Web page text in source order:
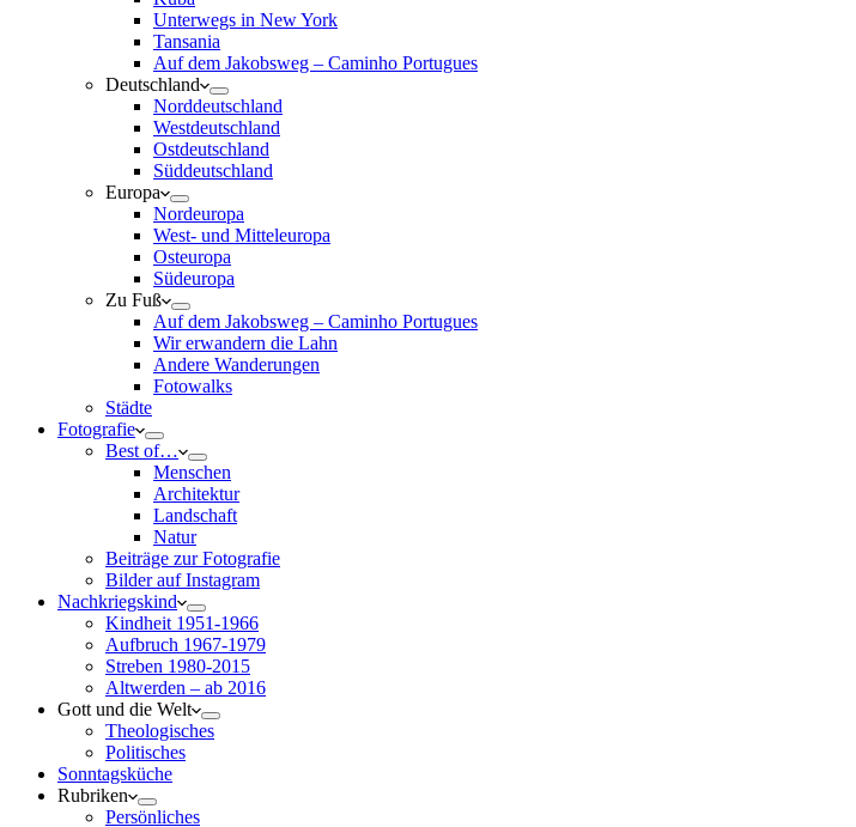
Unterwegs in New York
Tansania
Auf dem Jakobsweg – Caminho Portugues
Deutschland
Norddeutschland
Westdeutschland
Ostdeutschland
Süddeutschland
Europa
Nordeuropa
West- und Mitteleuropa
Osteuropa
Südeuropa
Zu Fuß
Auf dem Jakobsweg – Caminho Portugues
Wir erwandern die Lahn
Andere Wanderungen
Fotowalks
Städte
Fotografie
Best of…
Menschen
Architektur
Landschaft
Natur
Beiträge zur Fotografie
Bilder auf Instagram
Nachkriegskind
Kindheit 1951-1966
Aufbruch 1967-1979
Streben 1980-2015
Altwerden – ab 2016
Gott und die Welt
Theologisches
Politisches
Sonntagsküche
Rubriken
Persönliches